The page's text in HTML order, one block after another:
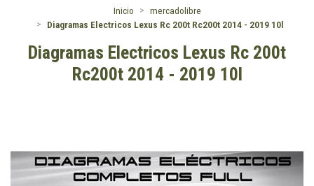
Inicio
mercadolibre
Diagramas Electricos Lexus Rc 200t Rc200t 2014 - 2019 10l
Diagramas Electricos Lexus Rc 200t
Rc200t 2014 - 2019 10l